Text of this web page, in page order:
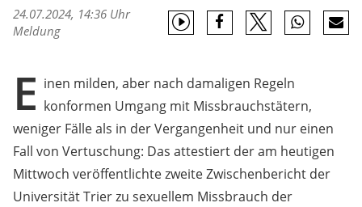
24.07.2024, 14:36 Uhr
Meldung
E inen milden, aber nach damaligen Regeln
konformen Umgang mit Missbrauchstätern,
weniger Fälle als in der Vergangenheit und nur einen
Fall von Vertuschung: Das attestiert der am heutigen
Mittwoch veröffentlichte zweite Zwischenbericht der
Universität Trier zu sexuellem Missbrauch der